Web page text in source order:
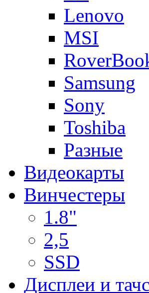
Lenovo
MSI
Samsung
Sony
Toshiba
Разные
Видеокарты
Винчестеры
1.8"
2,5
SSD
Дисплеи и